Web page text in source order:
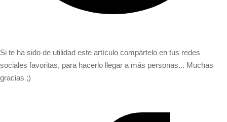
Si te ha sido de utilidad este artículo compártelo en tus redes
sociales favoritas, para hacerlo llegar a más personas... Muchas
gracias ;)